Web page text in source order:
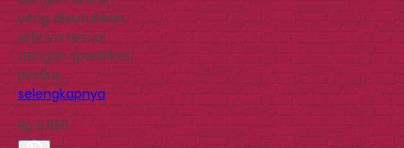
yang dibutuhkan,
artinya sesuai
dengan spesifikasi
produk…
selengkapnya
Rp 5.850